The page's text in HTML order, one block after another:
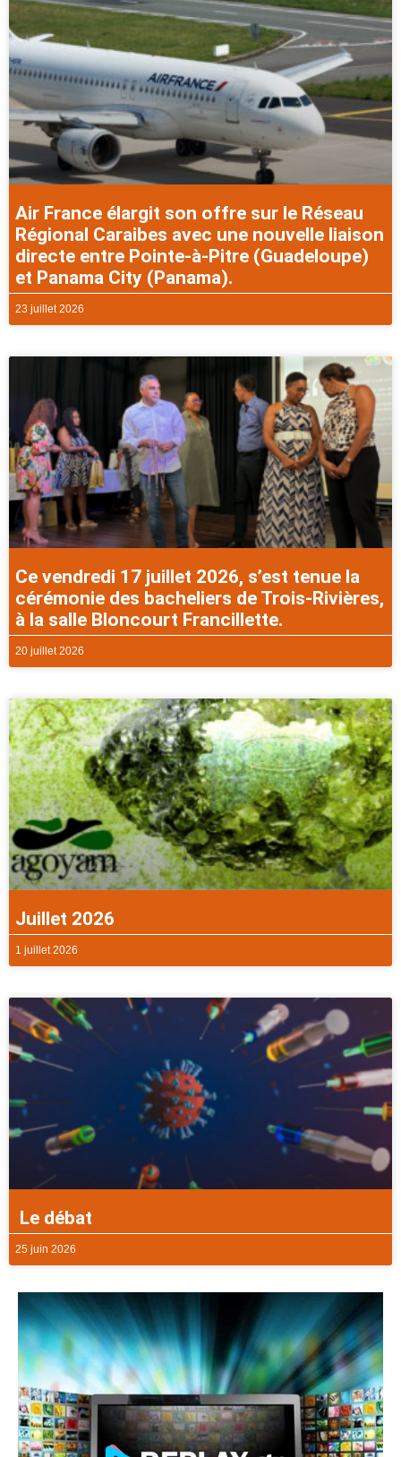
Air France élargit son offre sur le Réseau
Régional Caraibes avec une nouvelle liaison
directe entre Pointe-à-Pitre (Guadeloupe)
et Panama City (Panama).
23 juillet 2026
Ce vendredi 17 juillet 2026, s’est tenue la
cérémonie des bacheliers de Trois-Rivières,
à la salle Bloncourt Francillette.
20 juillet 2026
Juillet 2026
1 juillet 2026
Le débat
25 juin 2026